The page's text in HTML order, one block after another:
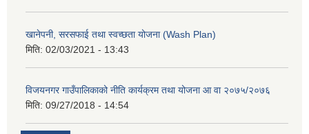
खानेपनी, सरसफाई तथा स्वच्छता योजना (Wash Plan)
मिति: 02/03/2021 - 13:43
विजयनगर गाउँपालिकाको नीति कार्यक्रम तथा योजना आ वा २०७५/२०७६
मिति: 09/27/2018 - 14:54